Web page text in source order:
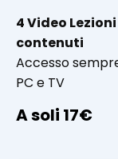
4 Video
contenuti
Accesso
PC e TV
A soli 17€